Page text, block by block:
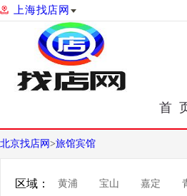
上海找店网
首
北京找店网 >旅馆宾馆
区域： 黄浦 宝山 嘉定